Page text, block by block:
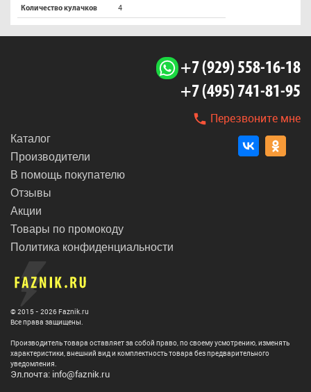
Количество кулачков 4
+7 (929) 558-16-18
+7 (495) 741-81-95
Перезвоните мне
Каталог
Производители
В помощь покупателю
Отзывы
Акции
Товары по промокоду
Политика конфиденциальности
© 2015 - 2026 Faznik.ru
Все права защищены.
Производитель товара оставляет за собой право, по своему усмотрению, изменять
характеристики, внешний вид и комплектность товара без предварительного
уведомления.
Эл.почта: info@faznik.ru